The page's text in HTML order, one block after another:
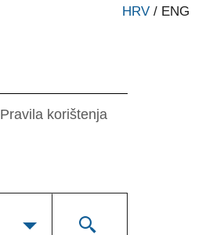
HRV / ENG
Pravila korištenja